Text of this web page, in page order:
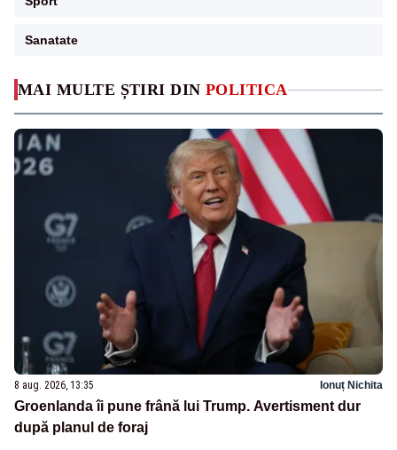
MAI MULTE ȘTIRI DIN POLITICA
8 aug. 2026, 13:35 Ionuț Nichita
Groenlanda îi pune frână lui Trump. Avertisment dur
după planul de foraj
Sanatate